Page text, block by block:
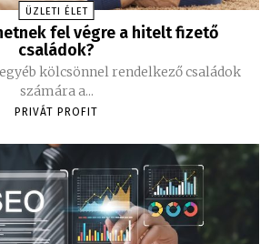
ÜZLETI ÉLET
fel végre a hitelt fizető
családok?
kölcsönnel rendelkező családok
számára a...
PRIVÁT PROFIT